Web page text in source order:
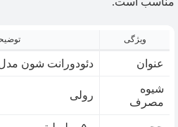
ویژگی
عنوان دئودورانت شون
شیوه
مصرف
رولی